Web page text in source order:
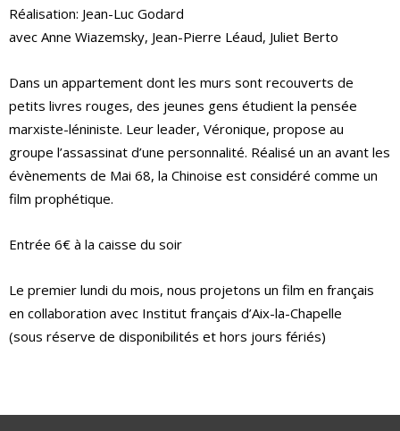
Réalisation: Jean-Luc Godard
avec Anne Wiazemsky, Jean-Pierre Léaud, Juliet Berto
Dans un appartement dont les murs sont recouverts de
petits livres rouges, des jeunes gens étudient la pensée
marxiste-léniniste. Leur leader, Véronique, propose au
groupe l’assassinat d’une personnalité. Réalisé un an avant les
évènements de Mai 68, la Chinoise est considéré comme un
film prophétique.
Entrée 6€ à la caisse du soir
Le premier lundi du mois, nous projetons un film en français
en collaboration avec Institut français d’Aix-la-Chapelle
(sous réserve de disponibilités et hors jours fériés)